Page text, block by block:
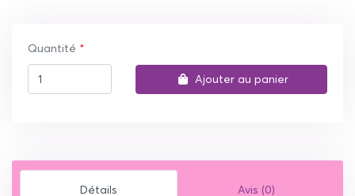
Quantité
Ajouter au panier
Détails Avis (0)